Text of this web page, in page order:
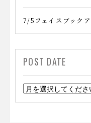
7/5フェイスブック
POST DATE